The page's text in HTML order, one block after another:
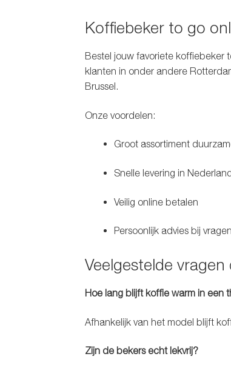
Koffiebeker to go
Bestel jouw favoriete koffiebeker
klanten in onder andere
Brussel.
Onze voordelen:
Groot assortiment
Snelle levering in
Veilig online betalen
Persoonlijk advies bij vragen
Veelgestelde
Hoe lang blijft koffie warm in een
Afhankelijk van het model blijft
Zijn de bekers echt lekvrij?